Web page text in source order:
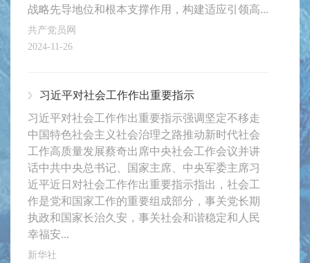
战略先导地位和根本支撑作用，构建适应引领高...
共产党员网
2024-11-26
习近平对社会工作作出重要指示
习近平对社会工作作出重要指示强调坚定不移走
中国特色社会主义社会治理之路推动新时代社会
工作高质量发展蔡奇出席中央社会工作会议并讲
话中共中央总书记、国家主席、中央军委主席习
近平近日对社会工作作出重要指示指出，社会工
作是党和国家工作的重要组成部分，事关党长期
执政和国家长治久安，事关社会和谐稳定和人民
幸福安...
新华社